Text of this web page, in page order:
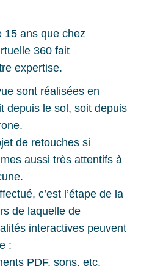
15 ans que chez
360 fait
expertise.
sont réalisées en
depuis le sol, soit depuis
de retouches si
aussi très attentifs à
c’est l’étape de la
de laquelle de
interactives peuvent
:
PDF, sons, etc.